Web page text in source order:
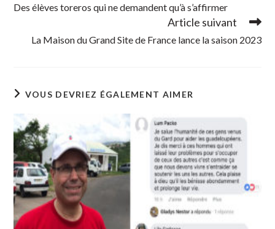
articles
Des élèves toreros qui ne demandent qu’à s’affirmer
Article suivant
La Maison du Grand Site de France lance la saison 2023
VOUS DEVRIEZ ÉGALEMENT AIMER